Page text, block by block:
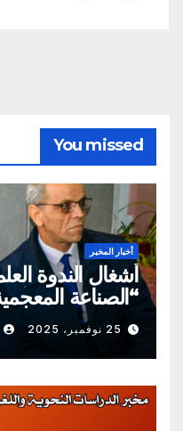
You missed
أخبار المخبر
أشغال الندوة
“الصناعة
المعرفي
25 نوفمبر، 2025